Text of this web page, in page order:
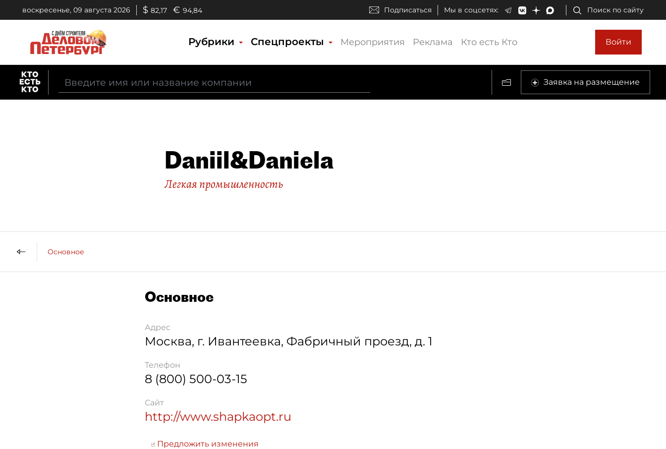
воскресенье, 09 августа 2026 $ 82,17 € 94,84 Подписаться Мы в соцсетях: Поиск по сайту
Рубрики Спецпроекты Мероприятия Реклама Кто есть Кто Войти
Заявка на размещение
Daniil&Daniela
Легкая промышленность
Основное
Основное
Адрес
Москва, г. Ивантеевка, Фабричный проезд, д. 1
Телефон
8 (800) 500-03-15
Сайт
http://www.shapkaopt.ru
Предложить изменения